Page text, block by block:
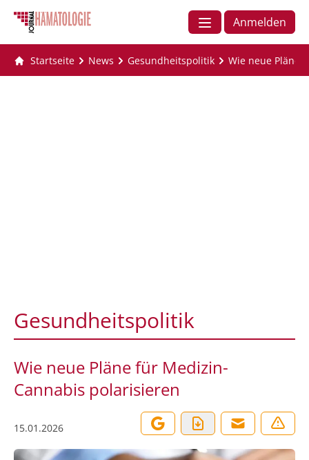
Anmelden
Startseite News Gesundheitspolitik Wie neue Pläne
Gesundheitspolitik
Wie neue Pläne für Medizin-
Cannabis polarisieren
15.01.2026